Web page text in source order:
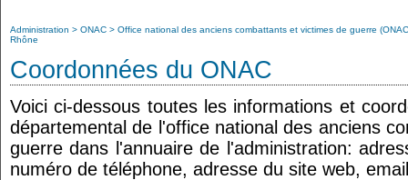
Administration ONAC
Office national des anciens combattants et victimes de guerre
Rhône
Coordonnées du ONAC
Voici ci-dessous toutes les informations et
départemental de l'office national des anciens
guerre dans l'annuaire de l'administration:
numéro de téléphone, adresse du site web,